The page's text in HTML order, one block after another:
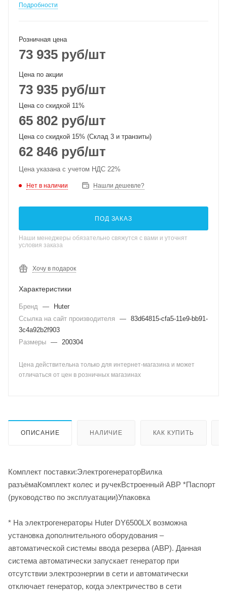
Подробности
Розничная цена
73 935 руб/шт
Цена по акции
73 935 руб/шт
Цена со скидкой 11%
65 802 руб/шт
Цена со скидкой 15% (Склад 3 и транзиты)
62 846 руб/шт
Цена указана с учетом НДС 22%
Нет в наличии Нашли дешевле?
ПОД ЗАКАЗ
Наши менеджеры обязательно свяжутся с вами и уточнят
условия заказа
Хочу в подарок
Характеристики
Бренд —
Huter
Ссылка на сайт производителя
— 83d64815-cfa5-11e9-bb91-
3c4a92b2f903
Размеры — 200304
Цена действительна только для интернет-магазина и может
отличаться от цен в розничных магазинах
ОПИСАНИЕ НАЛИЧИЕ КАК КУПИТЬ
Комплект поставки:ЭлектрогенераторВилка
разъёмаКомплект колес и ручекВстроенный АВР *Паспорт
(руководство по эксплуатации)Упаковка
* На электрогенераторы Huter DY6500LX возможна
установка дополнительного оборудования –
автоматической системы ввода резерва (АВР). Данная
система автоматически запускает генератор при
отсутствии электроэнергии в сети и автоматически
отключает генератор, когда электричество в сети